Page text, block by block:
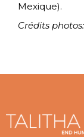
Mexique).
Crédits